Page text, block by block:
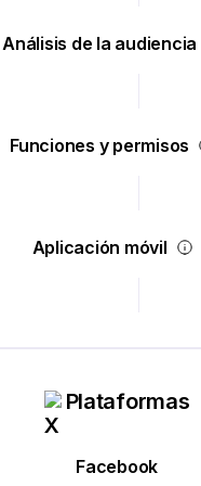
Análisis de la audiencia
Funciones y permisos
Aplicación móvil
Plataformas
Facebook